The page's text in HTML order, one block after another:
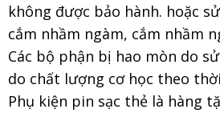
không được bảo hành. hoặc
cắm nhầm ngàm, cắm nhầm
Các bộ phận bị hao mòn do
do chất lượng cơ học theo
Phụ kiện pin sạc thẻ là hàng